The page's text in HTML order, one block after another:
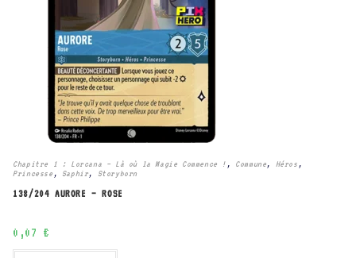
Chapitre 1 : Lorcana – Là où la Magie Commence ! , Commune, Héros ,
Princesse , Saphir, Storyborn
138/204 AURORE – ROSE
0,07 €